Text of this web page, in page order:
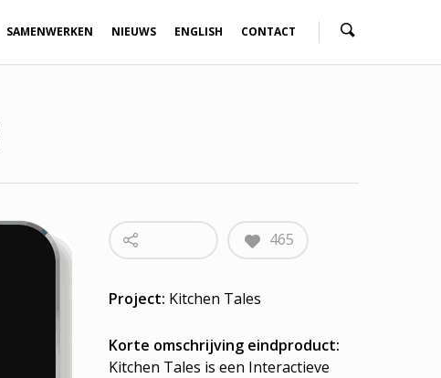
SAMENWERKEN NIEUWS ENGLISH CONTACT
465
Project: Kitchen Tales
Korte omschrijving eindproduct:
Kitchen Tales is een Interactieve